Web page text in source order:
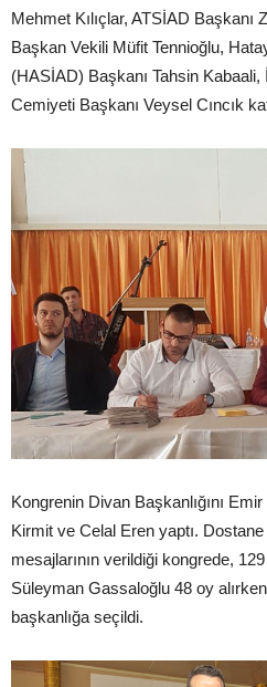
Mehmet Kılıçlar, ATSİAD Başkanı
Başkan Vekili Müfit Tennioğlu,
(HASİAD) Başkanı Tahsin
Cemiyeti Başkanı Veysel Cıncık
Kongrenin Divan Başkanlığını
Kirmit ve Celal Eren yaptı.
mesajlarının verildiği kongrede,
Süleyman Gassaloğlu 48 oy
başkanlığa seçildi.